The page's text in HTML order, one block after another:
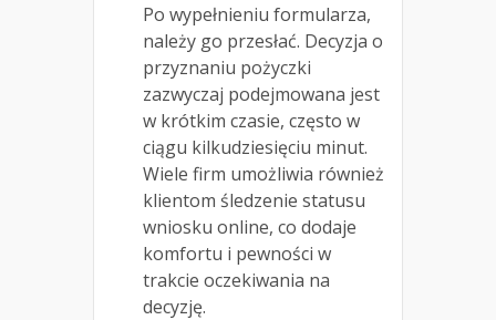
Po wypełnieniu formularza,
należy go przesłać. Decyzja o
przyznaniu pożyczki
zazwyczaj podejmowana jest
w krótkim czasie, często w
ciągu kilkudziesięciu minut.
Wiele firm umożliwia również
klientom śledzenie statusu
wniosku online, co dodaje
komfortu i pewności w
trakcie oczekiwania na
decyzję.